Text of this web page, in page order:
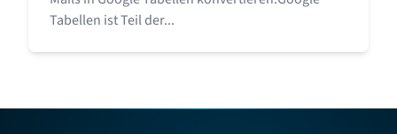
Tabellen ist Teil der...